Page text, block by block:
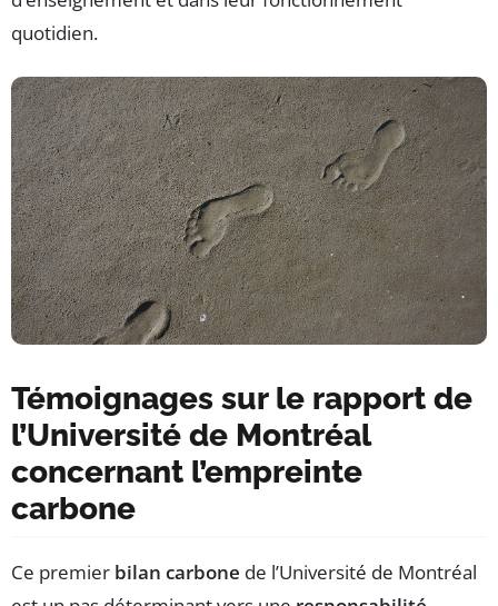
quotidien.
Témoignages sur le rapport de
l’Université de Montréal
concernant l’empreinte
carbone
Ce premier bilan carbone de l’Université de Montréal